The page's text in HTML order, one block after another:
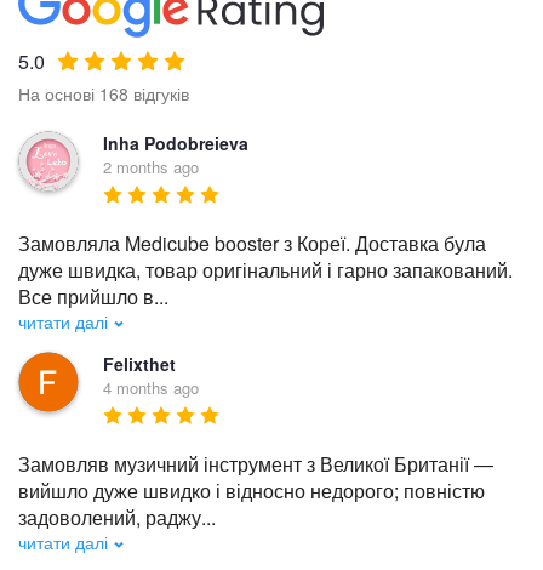
5.0
На основі 168 відгуків
Inha Podobreieva
2 months ago
Замовляла Medicube booster з Кореї. Доставка була
дуже швидка, товар оригінальний і гарно запакований.
Все прийшло в...
читати далі
Felixthet
4 months ago
Замовляв музичний інструмент з Великої Британії —
вийшло дуже швидко і відносно недорого; повністю
задоволений, раджу...
читати далі